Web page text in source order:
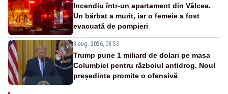
Incendiu într-un apartament din Vâlcea.
Un bărbat a murit, iar o femeie a fost
evacuată de pompieri
8 aug. 2026, 08:53
Trump pune 1 miliard de dolari pe masa
Columbiei pentru războiul antidrog. Noul
președinte promite o ofensivă